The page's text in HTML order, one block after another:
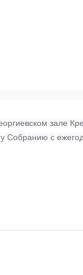
зале
Собранию с